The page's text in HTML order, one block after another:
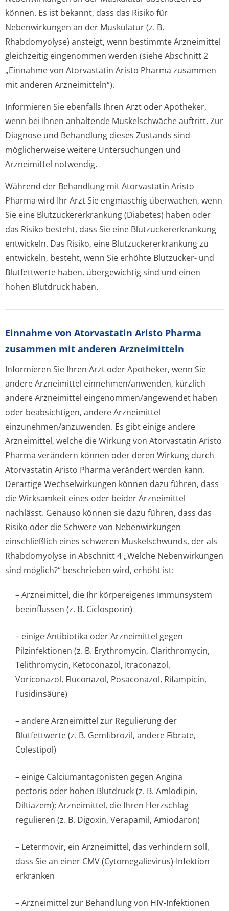
können. Es ist bekannt, dass das Risiko für
Nebenwirkungen an der Muskulatur (z. B.
Rhabdomyolyse) ansteigt, wenn bestimmte Arzneimittel
gleichzeitig eingenommen werden (siehe Abschnitt 2
„Einnahme von Atorvastatin Aristo Pharma zusammen
mit anderen Arzneimitteln“).
Informieren Sie ebenfalls Ihren Arzt oder Apotheker,
wenn bei Ihnen anhaltende Muskelschwäche auftritt. Zur
Diagnose und Behandlung dieses Zustands sind
möglicherweise weitere Untersuchungen und
Arzneimittel notwendig.
Während der Behandlung mit Atorvastatin Aristo
Pharma wird Ihr Arzt Sie engmaschig überwachen, wenn
Sie eine Blutzuckererkran­kung (Diabetes) haben oder
das Risiko besteht, dass Sie eine Blutzuckererkran­kung
entwickeln. Das Risiko, eine Blutzuckererkran­kung zu
entwickeln, besteht, wenn Sie erhöhte Blutzucker- und
Blutfettwerte haben, übergewichtig sind und einen
hohen Blutdruck haben.
Einnahme von Atorvastatin Aristo Pharma
zusammen mit anderen Arzneimitteln
Informieren Sie Ihren Arzt oder Apotheker, wenn Sie
andere Arzneimittel einnehmen/anwenden, kürzlich
andere Arzneimittel eingenommen/an­gewendet haben
oder beabsichtigen, andere Arzneimittel
einzunehmen/an­zuwenden. Es gibt einige andere
Arzneimittel, welche die Wirkung von Atorvastatin Aristo
Pharma verändern können oder deren Wirkung durch
Atorvastatin Aristo Pharma verändert werden kann.
Derartige Wechselwirkungen können dazu führen, dass
die Wirksamkeit eines oder beider Arzneimittel
nachlässt. Genauso können sie dazu führen, dass das
Risiko oder die Schwere von Nebenwirkungen
einschließlich eines schweren Muskelschwunds, der als
Rhabdomyolyse in Abschnitt 4 „Welche Nebenwirkungen
sind möglich?“ beschrieben wird, erhöht ist:
– Arzneimittel, die Ihr körpereigenes Immunsystem
beeinflussen (z. B. Ciclosporin)
– einige Antibiotika oder Arzneimittel gegen
Pilzinfektionen (z. B. Erythromycin, Clarithromycin,
Telithromycin, Ketoconazol, Itraconazol,
Voriconazol, Fluconazol, Posaconazol, Rifampicin,
Fusidinsäure)
– andere Arzneimittel zur Regulierung der
Blutfettwerte (z. B. Gemfibrozil, andere Fibrate,
Colestipol)
– einige Calciumantagonisten gegen Angina
pectoris oder hohen Blutdruck (z. B. Amlodipin,
Diltiazem); Arzneimittel, die Ihren Herzschlag
regulieren (z. B. Digoxin, Verapamil, Amiodaron)
– Letermovir, ein Arzneimittel, das verhindern soll,
dass Sie an einer CMV (Cytomegalievirus)-Infektion
erkranken
– Arzneimittel zur Behandlung von HIV-Infektionen